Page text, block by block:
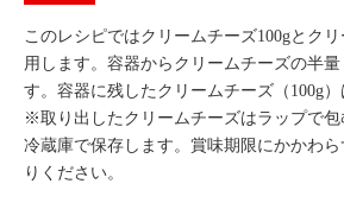
このレシピではクリームチーズ100gとク
用します。容器からクリームチーズの半量
す。容器に残したクリームチーズ（100g）
※取り出したクリームチーズはラップで包
冷蔵庫で保存します。賞味期限にかかわ
りください。